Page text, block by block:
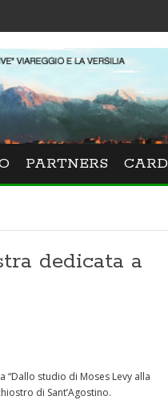
PARTNERS CARD
dedicata a
“Dallo studio di Moses Levy alla
di Sant’Agostino.